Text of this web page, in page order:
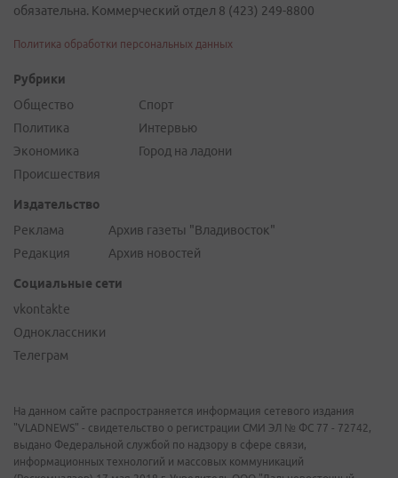
обязательна. Коммерческий отдел 8 (423) 249-8800
Политика обработки персональных данных
Рубрики
Общество
Политика
Экономика
Происшествия
Спорт
Интервью
Город на ладони
Издательство
Реклама
Редакция
Архив газеты "Владивосток"
Архив новостей
Социальные сети
vkontakte
Одноклассники
Телеграм
На данном сайте распространяется информация сетевого издания
"VLADNEWS" - свидетельство о регистрации СМИ ЭЛ № ФС 77 - 72742,
выдано Федеральной службой по надзору в сфере связи,
информационных технологий и массовых коммуникаций